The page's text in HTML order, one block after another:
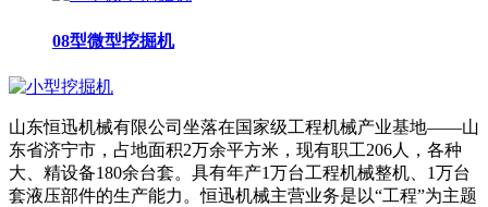
08型微型挖掘机
山东恒迅机械有限公司坐落在国家级工程机械产业基地——山
东省济宁市，占地面积2万余平方米，现有职工206人，各种
大、精设备180余台套。具有年产1万台工程机械整机、1万台
套液压部件的生产能力。恒迅机械主营业务是以“工程”为主题